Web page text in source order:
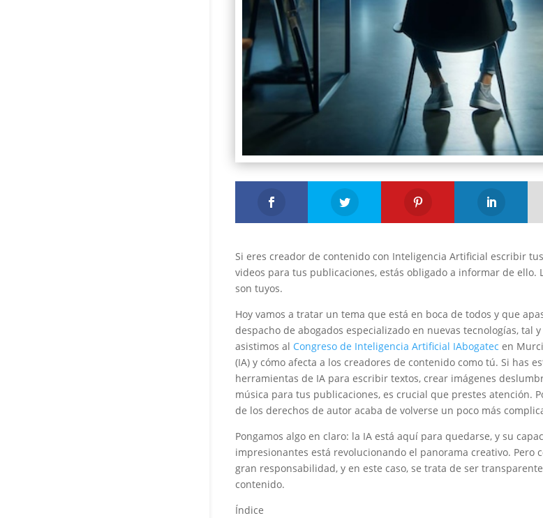
Si eres creador de contenido con Inteligencia Artificial escribir
videos para tus publicaciones, estás obligado a informar de ello.
son tuyos.
Hoy vamos a tratar un tema que está en boca de todos y que
despacho de abogados especializado en nuevas tecnologías, tal
asistimos al Congreso de Inteligencia Artificial IAbogatec en
(IA) y cómo afecta a los creadores de contenido como tú. Si has
herramientas de IA para escribir textos, crear imágenes
música para tus publicaciones, es crucial que prestes atención.
de los derechos de autor acaba de volverse un poco más
Pongamos algo en claro: la IA está aquí para quedarse, y su
impresionantes está revolucionando el panorama creativo. Pero
gran responsabilidad, y en este caso, se trata de ser
contenido.
Índice